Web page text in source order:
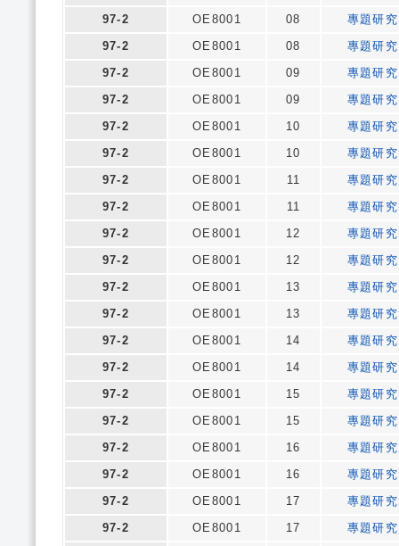
97-2
OE8001 08
專題研究
97-2
OE8001 08
專題研究
97-2
OE8001 09
專題研究
97-2
OE8001 09
專題研究
97-2
OE8001 10
專題研究
97-2
OE8001 10
專題研究
97-2
OE8001 11
專題研究
97-2
OE8001 11
專題研究
97-2
OE8001 12
專題研究
97-2
OE8001 12
專題研究
97-2
OE8001 13
專題研究
97-2
OE8001 13
專題研究
97-2
OE8001 14
專題研究
97-2
OE8001 14
專題研究
97-2
OE8001 15
專題研究
97-2
OE8001 15
專題研究
97-2
OE8001 16
專題研究
97-2
OE8001 16
專題研究
97-2
OE8001 17
專題研究
97-2
OE8001 17
專題研究